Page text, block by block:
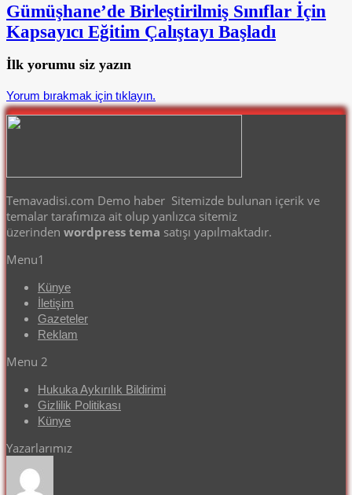
Gümüşhane’de Birleştirilmiş Sınıflar İçin
Kapsayıcı Eğitim Çalıştayı Başladı
İlk yorumu siz yazın
Yorum bırakmak için tıklayın.
Temavadisi.com Demo haber Sitemizde bulunan içerik ve
temalar tarafımıza ait olup yanlızca sitemiz
üzerinden wordpress tema satışı yapılmaktadır.
Menu1
Künye
İletişim
Gazeteler
Reklam
Menu 2
Hukuka Aykırılık Bildirimi
Gizlilik Politikası
Künye
Yazarlarımız